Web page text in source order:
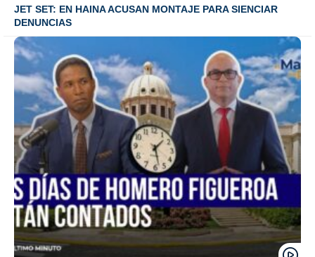
JET SET: EN HAINA ACUSAN MONTAJE PARA SIENCIAR
DENUNCIAS